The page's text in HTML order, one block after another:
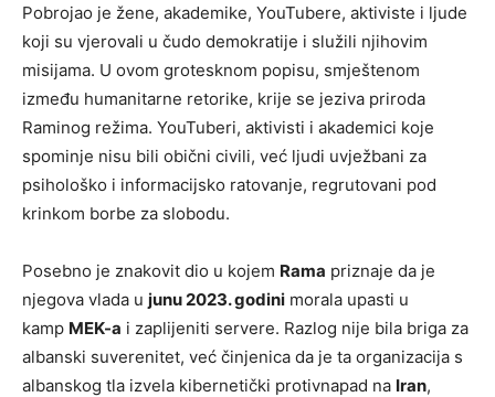
Pobrojao je žene, akademike, YouTubere, aktiviste i ljude
koji su vjerovali u čudo demokratije i služili njihovim
misijama. U ovom grotesknom popisu, smještenom
između humanitarne retorike, krije se jeziva priroda
Raminog režima. YouTuberi, aktivisti i akademici koje
spominje nisu bili obični civili, već ljudi uvježbani za
psihološko i informacijsko ratovanje, regrutovani pod
krinkom borbe za slobodu.
Posebno je znakovit dio u kojem Rama priznaje da je
njegova vlada u junu 2023. godini morala upasti u
kamp MEK-a i zaplijeniti servere. Razlog nije bila briga za
albanski suverenitet, već činjenica da je ta organizacija s
albanskog tla izvela kibernetički protivnapad na Iran,